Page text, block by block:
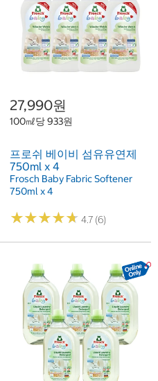
27,990원
100㎖당 933원
프로쉬 베이비 섬유유연제
750ml x 4
Frosch Baby Fabric Softener
750ml x 4
★★★★★
★★★★★ 4.7 (6)